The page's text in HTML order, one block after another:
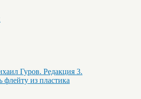
Гуров. Редакция 3.
флейту из пластика